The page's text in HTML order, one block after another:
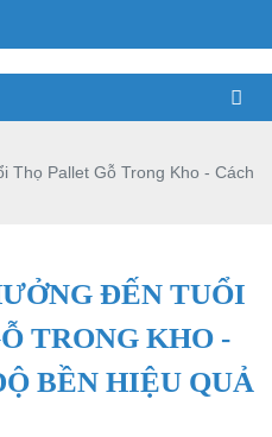
Thọ Pallet Gỗ Trong Kho - Cách
ĐẾN TUỔI
TRONG KHO -
BỀN HIỆU QUẢ